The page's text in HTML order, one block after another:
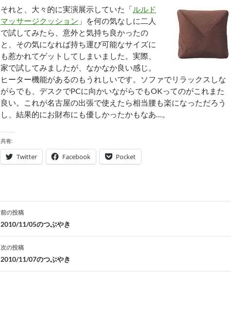
それと、大々的に実演展示していた「ルルド
マッサージクッション 」を何の気なしに二人
で試してみたら、意外と気持ち良かったの
と、その気になれば持ち運び可能なサイズに
も惹かれてゲットしてしまいました。実際、
家で試してみましたが、なかなか良い感じ。
ヒーター機能があるのもうれしいです。ソファでリラックスしな
がらでも、デスクでPCに向かいながらでもOKってのがこれまた
良い。これが名古屋の出張で使えたら相当腰も楽になっただろう
し、結果的にお財布にも優しかったかもなあ…。
共有:
Twitter Facebook Pocket
投
稿
ナ
ビ
ゲ
前の投稿
2010/11/05のつぶやき
次の投稿
2010/11/07のつぶやき